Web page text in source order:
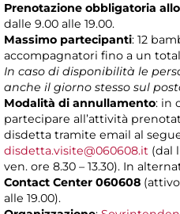
Prenotazione obbligatoria
dalle 9.00 alle 19.00.
Massimo partecipanti: 12
accompagnatori fino a un
In caso di disponibilità le
anche il giorno stesso sul
Modalità di annullamento: in
partecipare all’attività
disdetta tramite email al
disdetta.visite@060608.it (dal
ven. ore 8.30 – 13.30). In
Contact Center 060608
alle 19.00).